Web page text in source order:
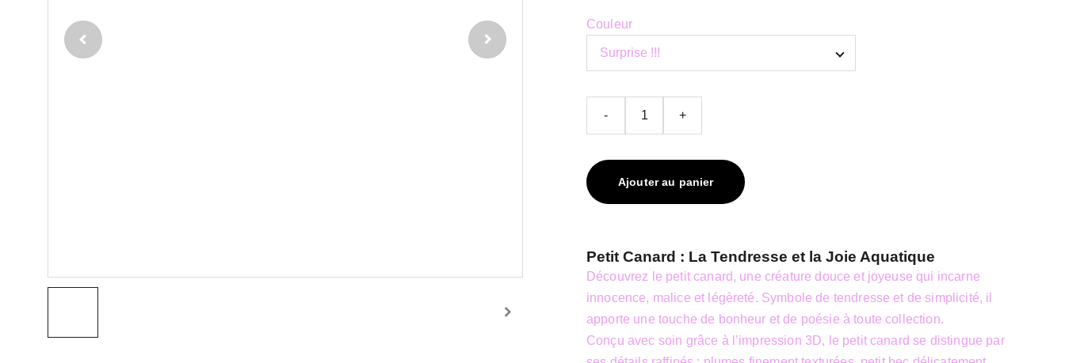
Couleur
- +
Ajouter au panier
Petit Canard : La Tendresse et la Joie Aquatique
Découvrez le petit canard, une créature douce et joyeuse qui incarne
innocence, malice et légèreté. Symbole de tendresse et de simplicité, il
apporte une touche de bonheur et de poésie à toute collection.
Conçu avec soin grâce à l’impression 3D, le petit canard se distingue par